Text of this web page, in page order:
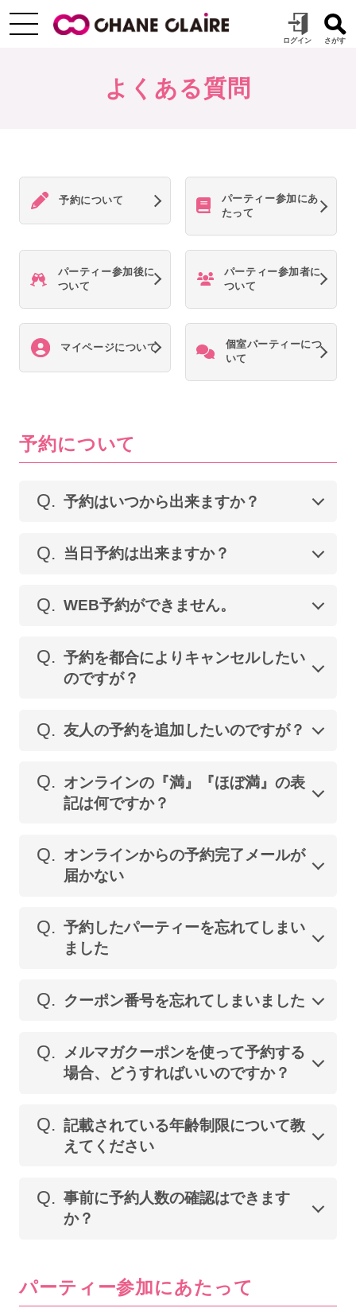
よくある質問
予約について
パーティー参加にあ
たって
パーティー参加後に
ついて
パーティー参加者に
ついて
マイページについて
個室パーティーにつ
いて
予約について
Q. 予約はいつから出来ますか？
Q. 当日予約は出来ますか？
Q. WEB予約ができません。
Q. 予約を都合によりキャンセルしたい
のですが？
Q. 友人の予約を追加したいのですが？
Q. オンラインの『満』『ほぼ満』の表
記は何ですか？
Q. オンラインからの予約完了メールが
届かない
Q. 予約したパーティーを忘れてしまい
ました
Q. クーポン番号を忘れてしまいました
Q. メルマガクーポンを使って予約する
場合、どうすればいいのですか？
Q. 記載されている年齢制限について教
えてください
Q. 事前に予約人数の確認はできます
か？
パーティー参加にあたって